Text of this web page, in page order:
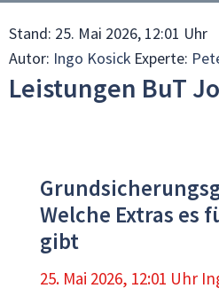
Stand: 25. Mai 2026, 12:01 Uhr
Autor: Ingo Kosick Experte:
Leistungen BuT
Welche Extras es
gibt
25. Mai 2026, 12:01 Uhr